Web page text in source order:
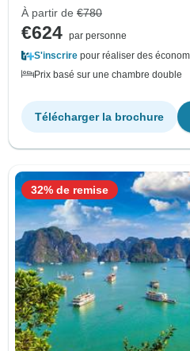
À partir de €780
€624 par personne
S'inscrire pour réaliser des
Prix basé sur une chambre double
Télécharger la brochure
32% de remise